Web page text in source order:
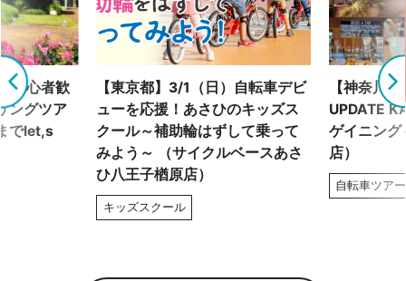
初心者歓
ングツア
でlet,s
【東京都】3/1（日）自転車デビ
ューを応援！あさひのキッズス
クール～補助輪はずして乗って
みよう～ （サイクルベースあさ
ひ八王子楢原店）
キッズスクール
【神奈川
UPDATE
ゲイニング
店）
自転車ツアー